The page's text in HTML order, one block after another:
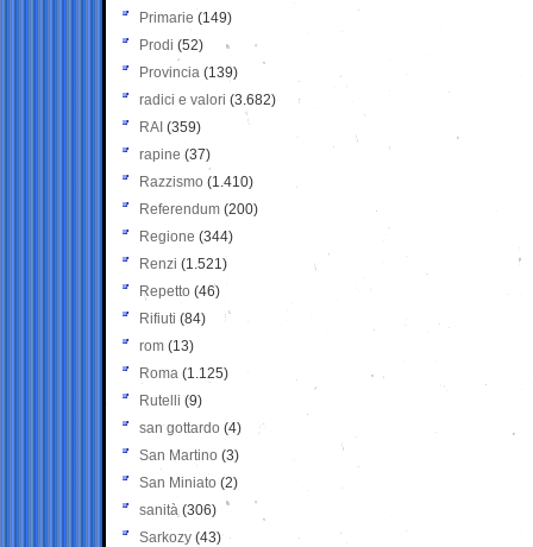
Primarie (149)
Prodi (52)
Provincia (139)
radici e valori (3.682)
RAI (359)
rapine (37)
Razzismo (1.410)
Referendum (200)
Regione (344)
Renzi (1.521)
Repetto (46)
Rifiuti (84)
rom (13)
Roma (1.125)
Rutelli (9)
san gottardo (4)
San Martino (3)
San Miniato (2)
sanità (306)
Sarkozy (43)